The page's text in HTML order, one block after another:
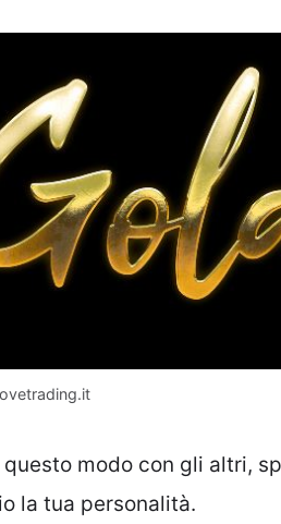
modo con gli altri,
la tua personalità.